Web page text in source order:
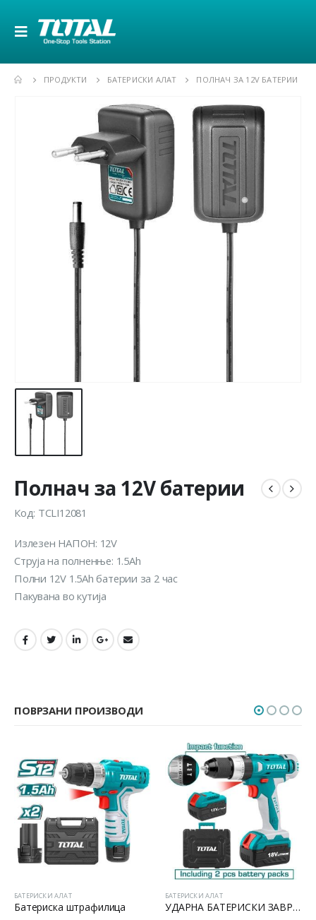
ПРОДУКТИ БАТЕРИСКИ АЛАТ ПОЛНАЧ ЗА 12V БАТЕРИИ
Полнач за 12V батерии
Код: TCLI12081
Излезен НАПОН: 12V
Струја на полненње: 1.5Ah
Полни 12V 1.5Ah батерии за 2 час
Пакувана во кутија
ПОВРЗАНИ ПРОИЗВОДИ
БАТЕРИСКИ АЛАТ
Батериска штрафилица
БАТЕРИСКИ АЛАТ
УДАРНА БАТЕРИСКИ ЗАВРТУВАЧ 18V